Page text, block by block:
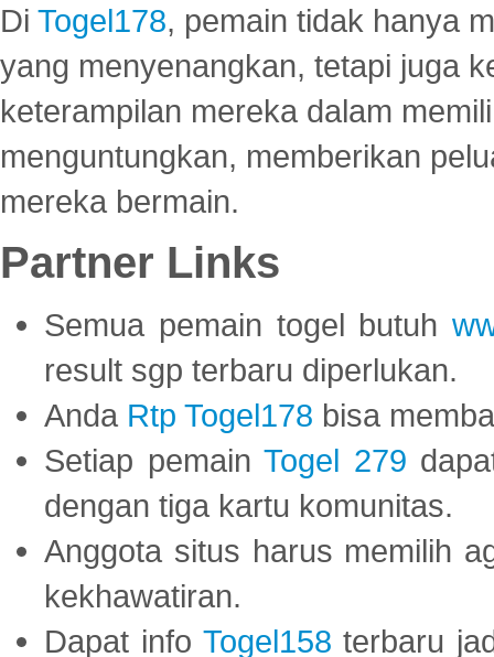
Di Togel178, pemain tidak hanya
yang menyenangkan, tetapi juga
keterampilan mereka dalam
menguntungkan, memberikan
mereka bermain.
Partner Links
Semua pemain togel butuh
result sgp terbaru diperlukan.
Anda Rtp Togel178 bisa
Setiap pemainTogel 279
dengan tiga kartu komunitas.
Anggota situs harus memilih
kekhawatiran.
Dapat info Togel158 terbaru